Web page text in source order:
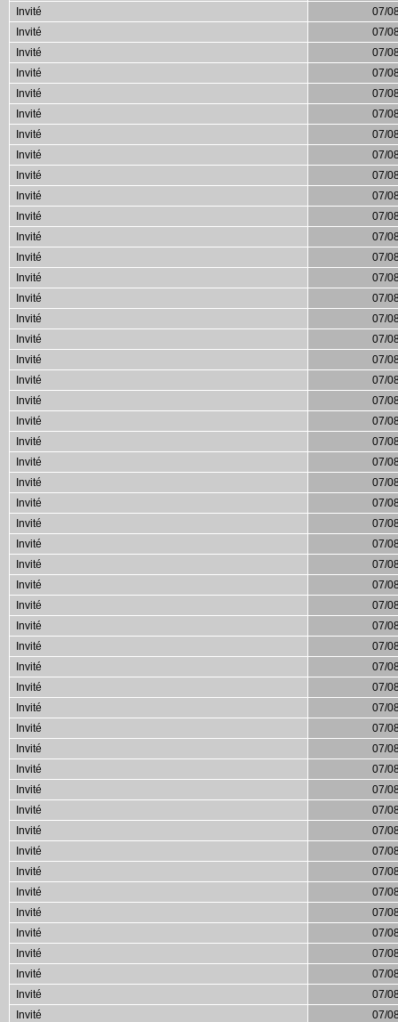
Invité
07/
Invité
07/
Invité
07/
Invité
07/
Invité
07/
Invité
07/
Invité
07/
Invité
07/
Invité
07/
Invité
07/
Invité
07/
Invité
07/
Invité
07/
Invité
07/
Invité
07/
Invité
07/
Invité
07/
Invité
07/
Invité
07/
Invité
07/
Invité
07/
Invité
07/
Invité
07/
Invité
07/
Invité
07/
Invité
07/
Invité
07/
Invité
07/
Invité
07/
Invité
07/
Invité
07/
Invité
07/
Invité
07/
Invité
07/
Invité
07/
Invité
07/
Invité
07/
Invité
07/
Invité
07/
Invité
07/
Invité
07/
Invité
07/
Invité
07/
Invité
07/
Invité
07/
Invité
07/
Invité
07/
Invité
07/
Invité
07/
Invité
07/